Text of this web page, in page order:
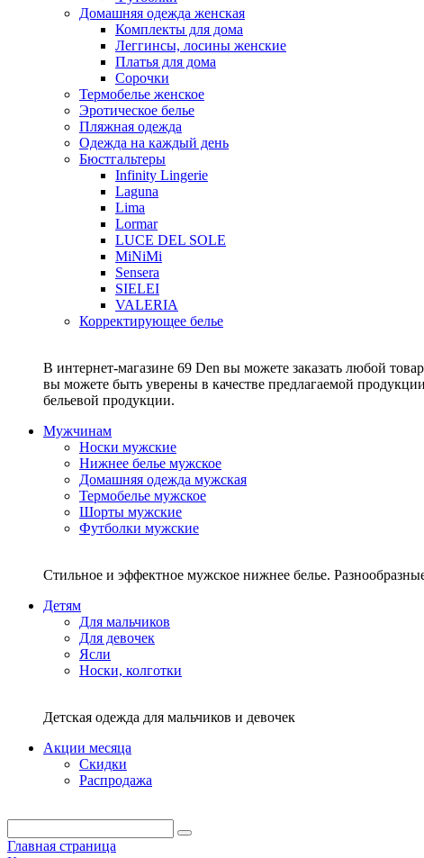
Домашняя одежда женская
Комплекты для дома
Леггинсы, лосины женские
Платья для дома
Сорочки
Термобелье женское
Эротическое белье
Пляжная одежда
Одежда на каждый день
Бюстгальтеры
Infinity Lingerie
Laguna
Lima
Lormar
LUCE DEL SOLE
MiNiMi
Sensera
SIELEI
VALERIA
Корректирующее белье
В интернет-магазине 69 Den вы можете заказать любой
вы можете быть уверены в качестве предлагаемой
бельевой продукции.
Мужчинам
Носки мужские
Нижнее белье мужское
Домашняя одежда мужская
Термобелье мужское
Шорты мужские
Футболки мужские
Стильное и эффектное мужское нижнее белье.
Детям
Для мальчиков
Для девочек
Ясли
Носки, колготки
Детская одежда для мальчиков и девочек
Акции месяца
Скидки
Распродажа
Главная страница